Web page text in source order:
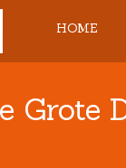
HOME
Grote